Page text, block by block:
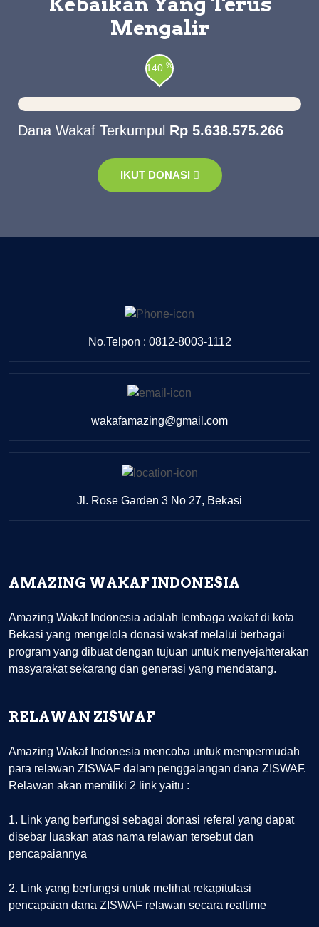
Mengalir
140.%
Dana Wakaf Terkumpul Rp 5.638.575.266
IKUT DONASI
No.Telpon : 0812-8003-1112
wakafamazing@gmail.com
Jl. Rose Garden 3 No 27, Bekasi
AMAZING WAKAF INDONESIA
Amazing Wakaf Indonesia adalah lembaga wakaf di kota
Bekasi yang mengelola donasi wakaf melalui berbagai
program yang dibuat dengan tujuan untuk menyejahterakan
masyarakat sekarang dan generasi yang mendatang.
RELAWAN ZISWAF
Amazing Wakaf Indonesia mencoba untuk mempermudah
para relawan ZISWAF dalam penggalangan dana ZISWAF.
Relawan akan memiliki 2 link yaitu :
1. Link yang berfungsi sebagai donasi referal yang dapat
disebar luaskan atas nama relawan tersebut dan
pencapaiannya
2. Link yang berfungsi untuk melihat rekapitulasi
pencapaian dana ZISWAF relawan secara realtime